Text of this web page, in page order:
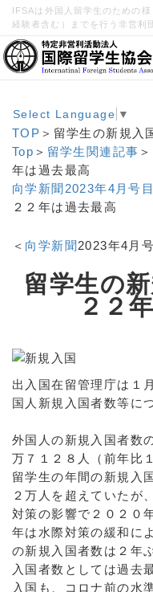
IFSAは外国人留学生のための
経験者含む）までを行う非営利
Select Language ▼
TOP ＞留学生の新規入
Top ＞ 留学生関連記事
年は過去最高
向学新聞2023年4月号
２２年は過去最高
＜ 向学新聞2023年4月
留学生の
２２
出入国在留管理庁は１
国人新規入国者数等に
外国人の新規入国者数
万７１２８人（前年比
留学生の年間の新規入
２万人を超えていたが
対策の影響で２０２０
年は水際対策の緩和に
の新規入国者数は２年
入国者数としては過去
入国も、コロナ前の水